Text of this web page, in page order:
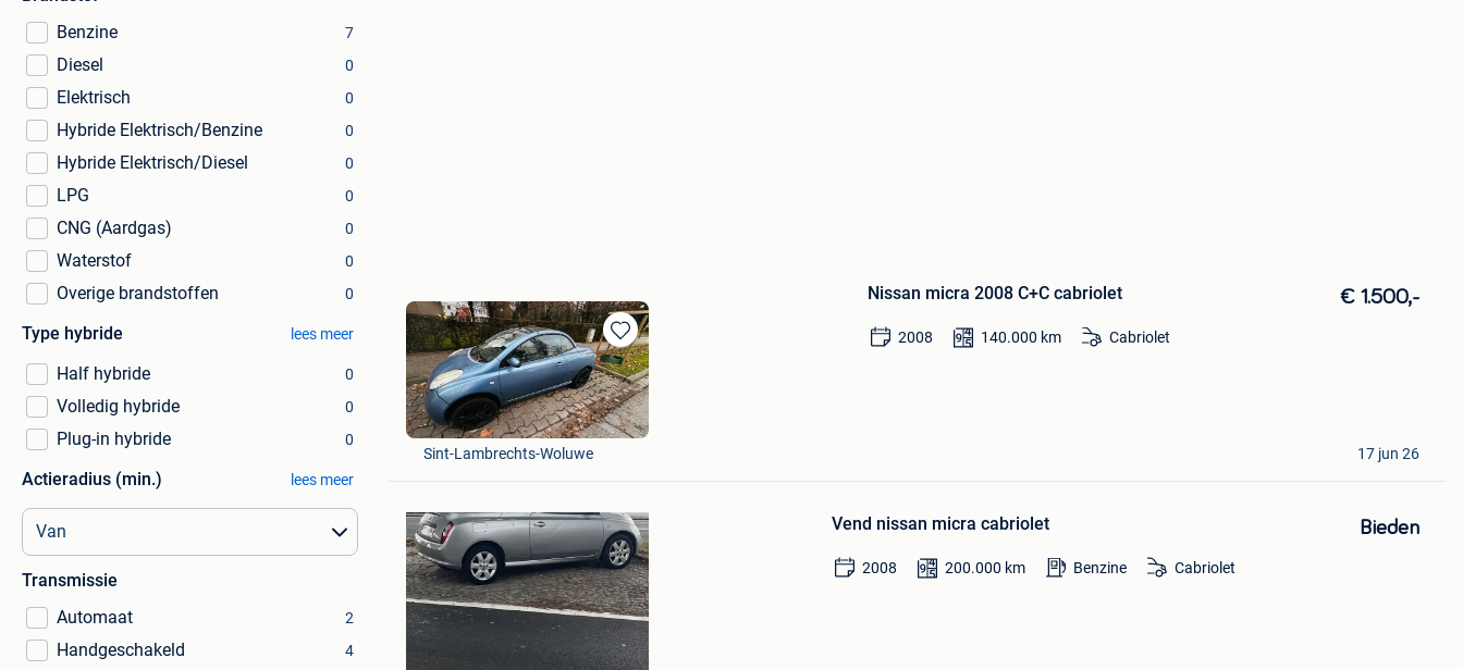
Benzine
7
Diesel 0
Elektrisch 0
Hybride Elektrisch/Benzine 0
Hybride Elektrisch/Diesel 0
LPG 0
CNG (Aardgas) 0
Waterstof 0
Overige brandstoffen 0
Type hybride lees meer
Half hybride 0
Volledig hybride 0
Plug-in hybride 0
Actieradius (min.) lees meer
Transmissie
Automaat
2
Handgeschakeld 4
Bewaren
in
Mijn
Favorieten
Nissan micra 2008 C+C cabriolet € 1.500,-
2008 140.000 km Cabriolet
Yahya Shebani
Sint-Lambrechts-Woluwe
17 jun 26
Bewaren
in
Mijn
Vend nissan micra cabriolet Bieden
2008 200.000 km Benzine Cabriolet
Billy